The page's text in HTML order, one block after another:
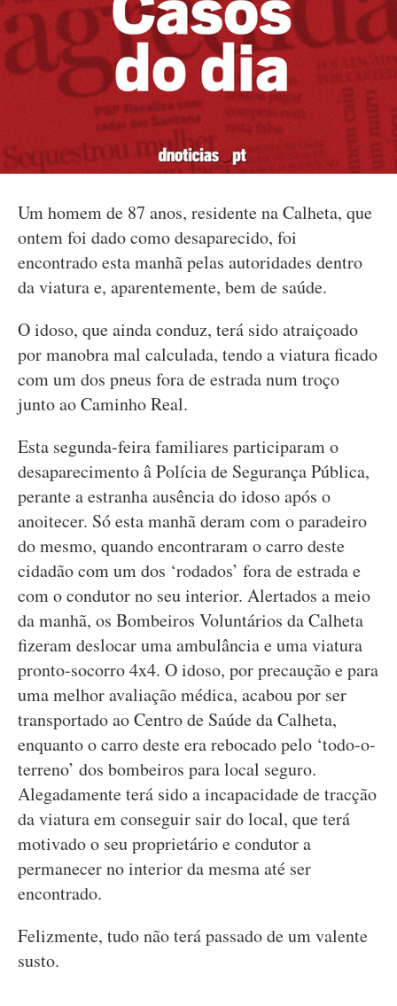
Um homem de 87 anos, residente na Calheta, que
ontem foi dado como desaparecido, foi
encontrado esta manhã pelas autoridades dentro
da viatura e, aparentemente, bem de saúde.
O idoso, que ainda conduz, terá sido atraiçoado
por manobra mal calculada, tendo a viatura ficado
com um dos pneus fora de estrada num troço
junto ao Caminho Real.
Esta segunda-feira familiares participaram o
desaparecimento â Polícia de Segurança Pública,
perante a estranha ausência do idoso após o
anoitecer. Só esta manhã deram com o paradeiro
do mesmo, quando encontraram o carro deste
cidadão com um dos ‘rodados’ fora de estrada e
com o condutor no seu interior. Alertados a meio
da manhã, os Bombeiros Voluntários da Calheta
fizeram deslocar uma ambulância e uma viatura
pronto-socorro 4x4. O idoso, por precaução e para
uma melhor avaliação médica, acabou por ser
transportado ao Centro de Saúde da Calheta,
enquanto o carro deste era rebocado pelo ‘todo-o-
terreno’ dos bombeiros para local seguro.
Alegadamente terá sido a incapacidade de tracção
da viatura em conseguir sair do local, que terá
motivado o seu proprietário e condutor a
permanecer no interior da mesma até ser
encontrado.
Felizmente, tudo não terá passado de um valente
susto.